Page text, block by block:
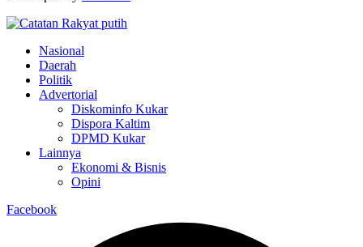
Nasional
Daerah
Politik
Advertorial
Diskominfo Kukar
Dispora Kaltim
DPMD Kukar
Lainnya
Ekonomi & Bisnis
Opini
Facebook